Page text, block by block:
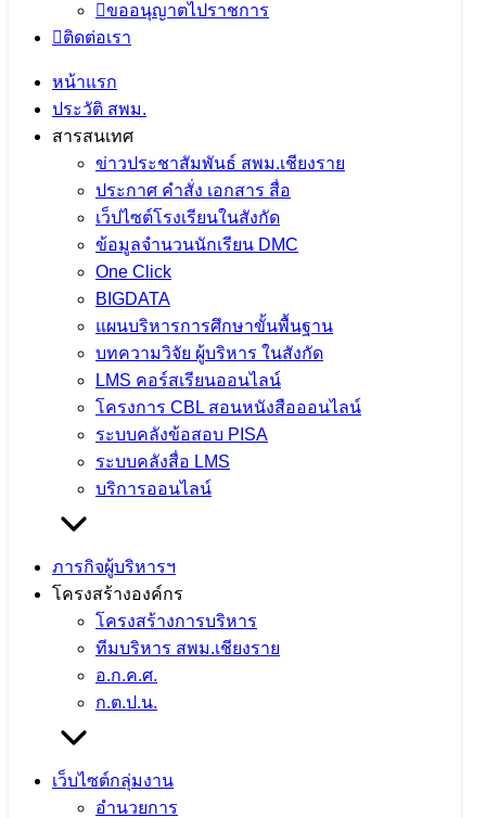
ขออนุญาตไปราชการ
ติดต่อเรา
หน้าแรก
ประวัติ สพม.
สารสนเทศ
ข่าวประชาสัมพันธ์ สพม.เชียงราย
ประกาศ คำสั่ง เอกสาร สื่อ
เว็ปไซต์โรงเรียนในสังกัด
ข้อมูลจำนวนนักเรียน DMC
One Click
BIGDATA
แผนบริหารการศึกษาขั้นพื้นฐาน
บทความวิจัย ผู้บริหาร ในสังกัด
LMS คอร์สเรียนออนไลน์
โครงการ CBL สอนหนังสือออนไลน์
ระบบคลังข้อสอบ PISA
ระบบคลังสื่อ LMS
บริการออนไลน์
ภารกิจผู้บริหารฯ
โครงสร้างองค์กร
โครงสร้างการบริหาร
ทีมบริหาร สพม.เชียงราย
อ.ก.ค.ศ.
ก.ต.ป.น.
เว็บไซต์กลุ่มงาน
อำนวยการ
การประชุมคณะกรรมการขับเคลื่อน
การนำเข้าข้อมูล OIT+ ประจำ
ปีงบประมาณ พ.ศ. 2569 มุ่งยกระดับความ
โปร่งใสในการดำเนินงาน
5 สิงหาคม 20265 สิงหาคม 2026
สพม.เชียงราย
จำนวนผู้ชม: 9
สพม.เชียงราย ร่วมเป็นวิทยากรแนะแนว
การศึกษา ในกิจกรรม CRRU Road
Show 2026 เปิดโลกการเรียนรู้ สู่อนาคต
5 สิงหาคม 2026
สพม.เชียงราย
จำนวนผู้ชม: 11